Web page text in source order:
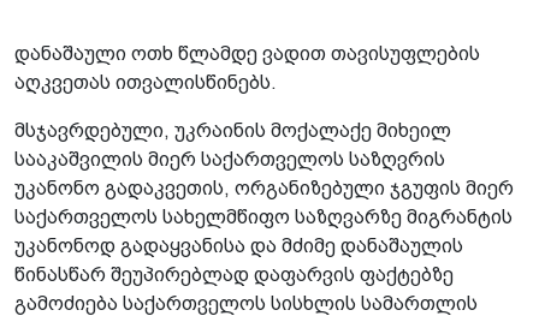
დანაშაული ოთხ წლამდე ვადით თავისუფლების
აღკვეთას ითვალისწინებს.
მსჯავრდებული, უკრაინის მოქალაქე მიხეილ
სააკაშვილის მიერ საქართველოს საზღვრის
უკანონო გადაკვეთის, ორგანიზებული ჯგუფის მიერ
საქართველოს სახელმწიფო საზღვარზე მიგრანტის
უკანონოდ გადაყვანისა და მძიმე დანაშაულის
წინასწარ შეუპირებლად დაფარვის ფაქტებზე
გამოძიება საქართველოს სისხლის სამართლის